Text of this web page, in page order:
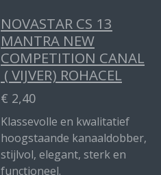
NOVASTAR CS 13
MANTRA NEW
COMPETITION CANAL
( VIJVER) ROHACEL
€ 2,40
Klassevolle en kwalitatief
hoogstaande kanaaldobber,
stijlvol, elegant, sterk en
functioneel.